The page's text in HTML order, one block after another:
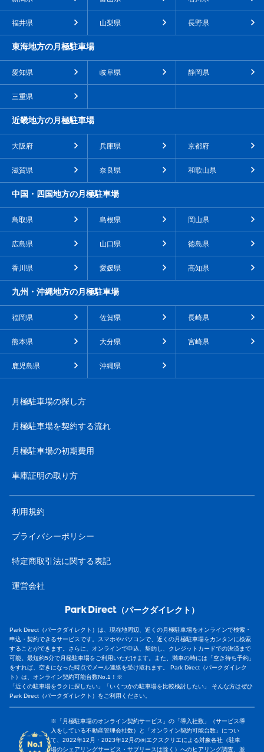
福井県 山梨県 長野県
東海地方の月極駐車場
愛知県 岐阜県 静岡県
三重県
近畿地方の月極駐車場
大阪府 兵庫県 京都府
滋賀県 奈良県 和歌山県
中国・四国地方の月極駐車場
鳥取県 島根県 岡山県
広島県 山口県 徳島県
香川県 愛媛県 高知県
九州・沖縄地方の月極駐車場
福岡県 佐賀県 長崎県
熊本県 大分県 宮崎県
鹿児島県 沖縄県
月極駐車場の探し方
月極駐車場を契約する流れ
月極駐車場の初期費用
車庫証明の取り方
利用規約
プライバシーポリシー
特定商取引法に関する表記
運営会社
（パークダイレクト）
Park Direct（パークダイレクト）は、現在地周辺、近くの月極駐車場をオンラインで検索・
申込・契約できるサービスです。スマホやパソコンで、近くの月極駐車場をカンタンに検索
することができます。さらに、オンラインで申込、契約し、クレジットカードでの決済まで
可能。最短約5分で月極駐車場をご利用いただけます。また、満車の時には「空き待ち予約」
をすれば、空きになった時点でメール連絡を受け取れます。 Park Direct（パークダイレク
ト）は、オンライン契約可能台数No.1！※
「近くの駐車場をラクに探したい」「いくつかの駐車場を比較検討したい」 そんな方はぜひ
Park Direct（パークダイレクト）をご利用ください。
※「月極駐車場のオンライン契約サービス」の「導入社数」（サービス導
入をしている不動産管理会社数）と「オンライン契約可能台数」につい
て、2022年12月・2023年12月の㈱エクスクリエによる対象各社（駐車
場のシェアリングサービス・サブリースは除く）へのヒアリング調査、並